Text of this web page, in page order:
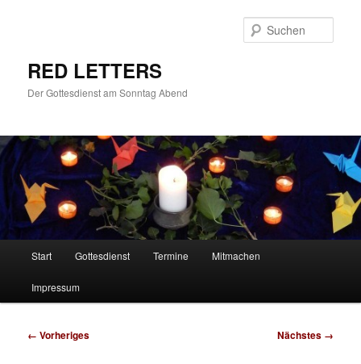
RED LETTERS
Der Gottesdienst am Sonntag Abend
Start Gottesdienst Termine Mitmachen
Impressum
Bilder-
← Vorheriges Nächstes →